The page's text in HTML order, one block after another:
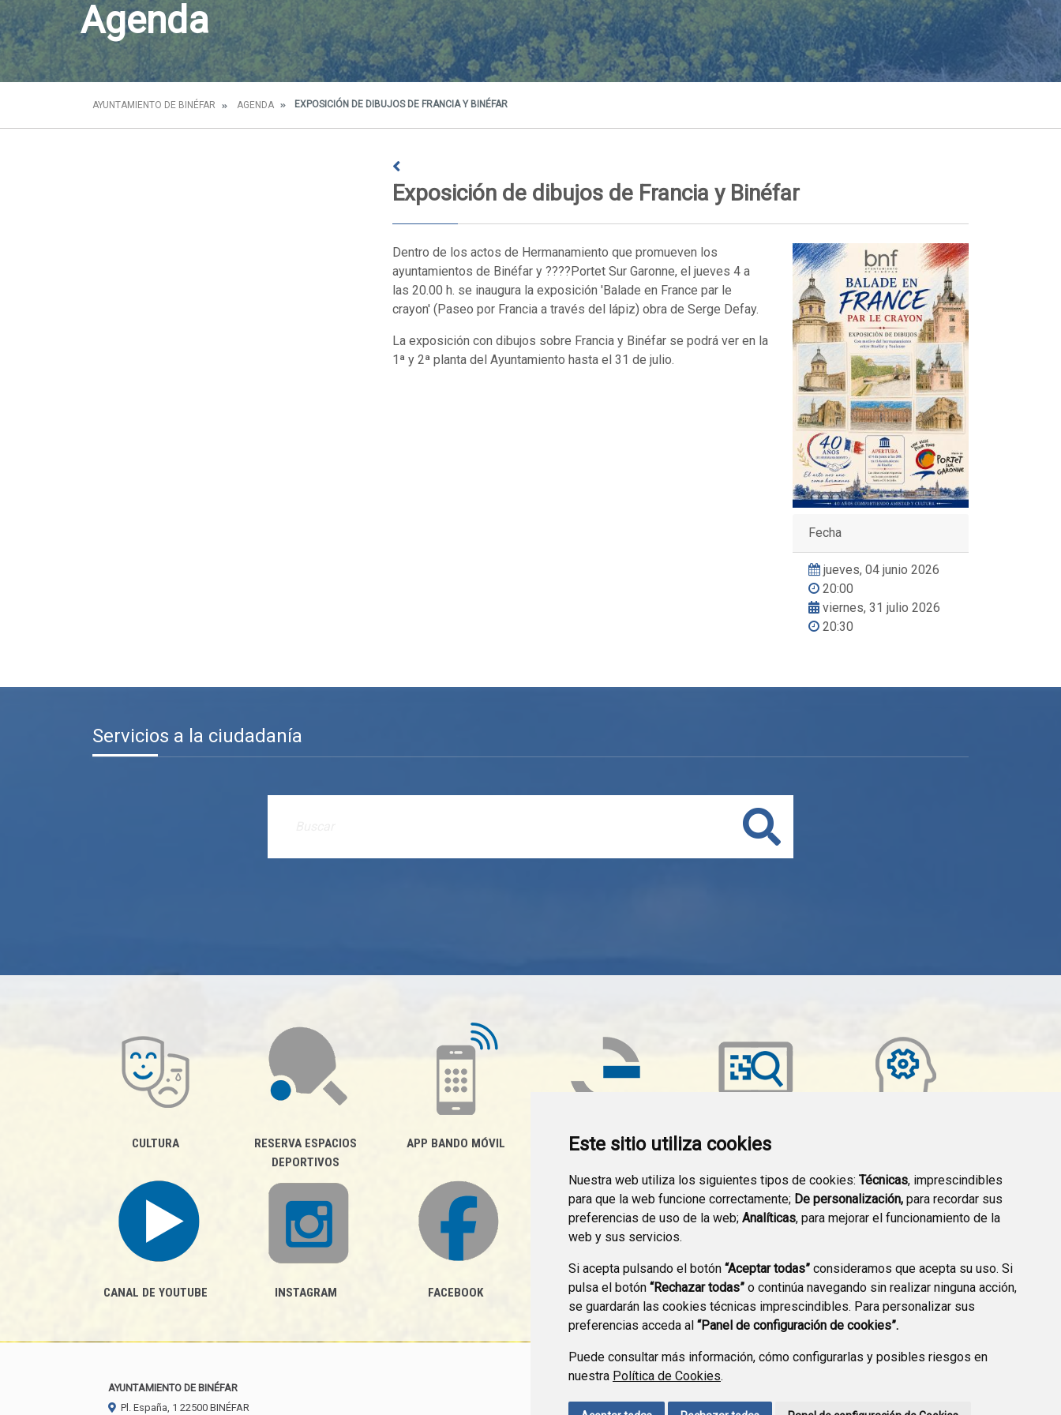
Este sitio utiliza cookies
Nuestra web utiliza los siguientes tipos de cookies: Técnicas, imprescindibles
para que la web funcione correctamente; De personalización, para recordar sus
preferencias de uso de la web; Analíticas, para mejorar el funcionamiento de la
web y sus servicios.
Si acepta pulsando el botón “Aceptar todas” consideramos que acepta su uso. Si
pulsa el botón “Rechazar todas” o continúa navegando sin realizar ninguna acción,
se guardarán las cookies técnicas imprescindibles. Para personalizar sus
preferencias acceda al “Panel de configuración de cookies”.
Puede consultar más información, cómo configurarlas y posibles riesgos en
nuestra Política de Cookies.
Agenda
AYUNTAMIENTO DE BINÉFAR AGENDA EXPOSICIÓN DE DIBUJOS DE FRANCIA Y BINÉFAR
Exposición de dibujos de Francia y Binéfar
Dentro de los actos de Hermanamiento que promueven los
ayuntamientos de Binéfar y ????Portet Sur Garonne, el jueves 4 a
las 20.00 h. se inaugura la exposición 'Balade en France par le
crayon' (Paseo por Francia a través del lápiz) obra de Serge Defay.
La exposición con dibujos sobre Francia y Binéfar se podrá ver en la
1ª y 2ª planta del Ayuntamiento hasta el 31 de julio.
Fecha
jueves, 04 junio 2026
20:00
viernes, 31 julio 2026
20:30
Servicios a la ciudadanía
Buscar
CULTURA
RESERVA ESPACIOS
DEPORTIVOS
APP BANDO MÓVIL
FACTURA ELECTRÓNICA
TRANSPARENCIA
CANAL DE YOUTUBE INSTAGRAM FACEBOOK
AYUNTAMIENTO DE BINÉFAR
Pl. España, 1 22500 BINÉFAR